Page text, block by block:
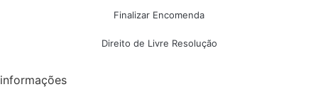
Finalizar Encomenda
Direito de Livre Resolução
informações